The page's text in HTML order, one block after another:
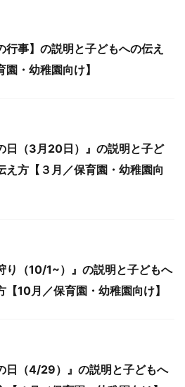
行事】の説明と子どもへの伝え
園・幼稚園向け】
日（3月20日）』の説明と子ど
え方【３月／保育園・幼稚園向
り（10/1~）』の説明と子どもへ
【10月／保育園・幼稚園向け】
日（4/29）』の説明と子どもへ